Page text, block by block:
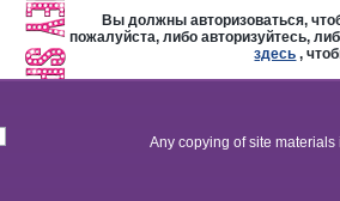
Вы должны авторизоваться,
пожалуйста, либо авторизуйтесь,
здесь ,
Any copying of site